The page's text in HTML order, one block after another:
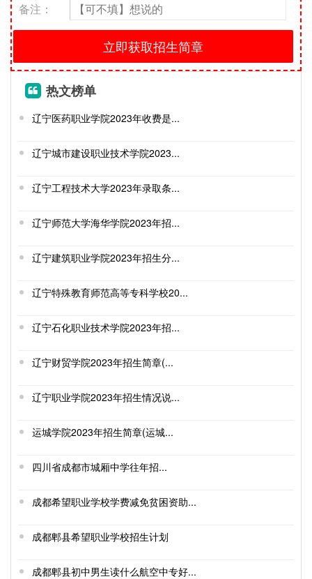
备注：
热文榜单
辽宁医药职业学院2023年收费是...
辽宁城市建设职业技术学院2023...
辽宁工程技术大学2023年录取条...
辽宁师范大学海华学院2023年招...
辽宁建筑职业学院2023年招生分...
辽宁特殊教育师范高等专科学校20...
辽宁石化职业技术学院2023年招...
辽宁财贸学院2023年招生简章(...
辽宁职业学院2023年招生情况说...
运城学院2023年招生简章(运城...
四川省成都市城厢中学往年招...
成都希望职业学校学费减免贫困资助...
成都郫县希望职业学校招生计划
成都郫县初中男生读什么航空中专好...